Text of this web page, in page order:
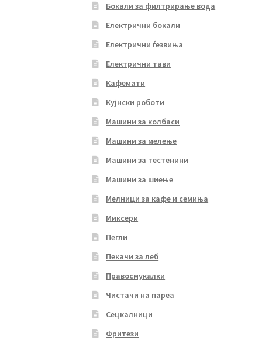
Бокали за филтрирање вода
Електрични бокали
Електрични ѓезвиња
Електрични тави
Кафемати
Кујнски роботи
Машини за колбаси
Машини за мелење
Машини за тестенини
Машини за шиење
Мелници за кафе и семиња
Миксери
Пегли
Пекачи за леб
Правосмукалки
Чистачи на пареа
Сецкалници
Фритези